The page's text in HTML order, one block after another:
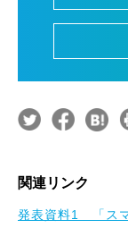
関連リンク
発表資料1 「ス